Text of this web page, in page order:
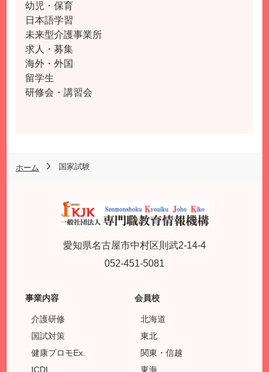
幼児・保育
日本語学習
未来型介護事業所
求人・募集
海外・外国
留学生
研修会・講習会
ホーム 国家試験
愛知県名古屋市中村区則武2-14-4
052-451-5081
事業内容
介護研修
国試対策
健康プロモEx.
ICDL
会員校
北海道
東北
関東・信越
東海